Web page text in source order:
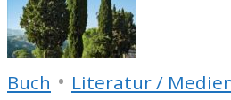
Buch • Literatur /